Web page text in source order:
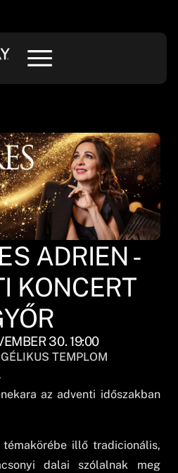
ADRIEN -
KONCERT
30. 19:00
TEMPLOM
az adventi időszakban
illő tradicionális,
dalai szólalnak meg